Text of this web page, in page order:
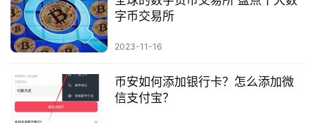
字币交易所
2023-11-16
币安如何添加银行卡？怎么添加微
信支付宝？